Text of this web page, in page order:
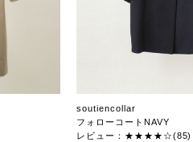
soutiencollar
フォローコートNAVY
レビュー：★★★★☆(85)